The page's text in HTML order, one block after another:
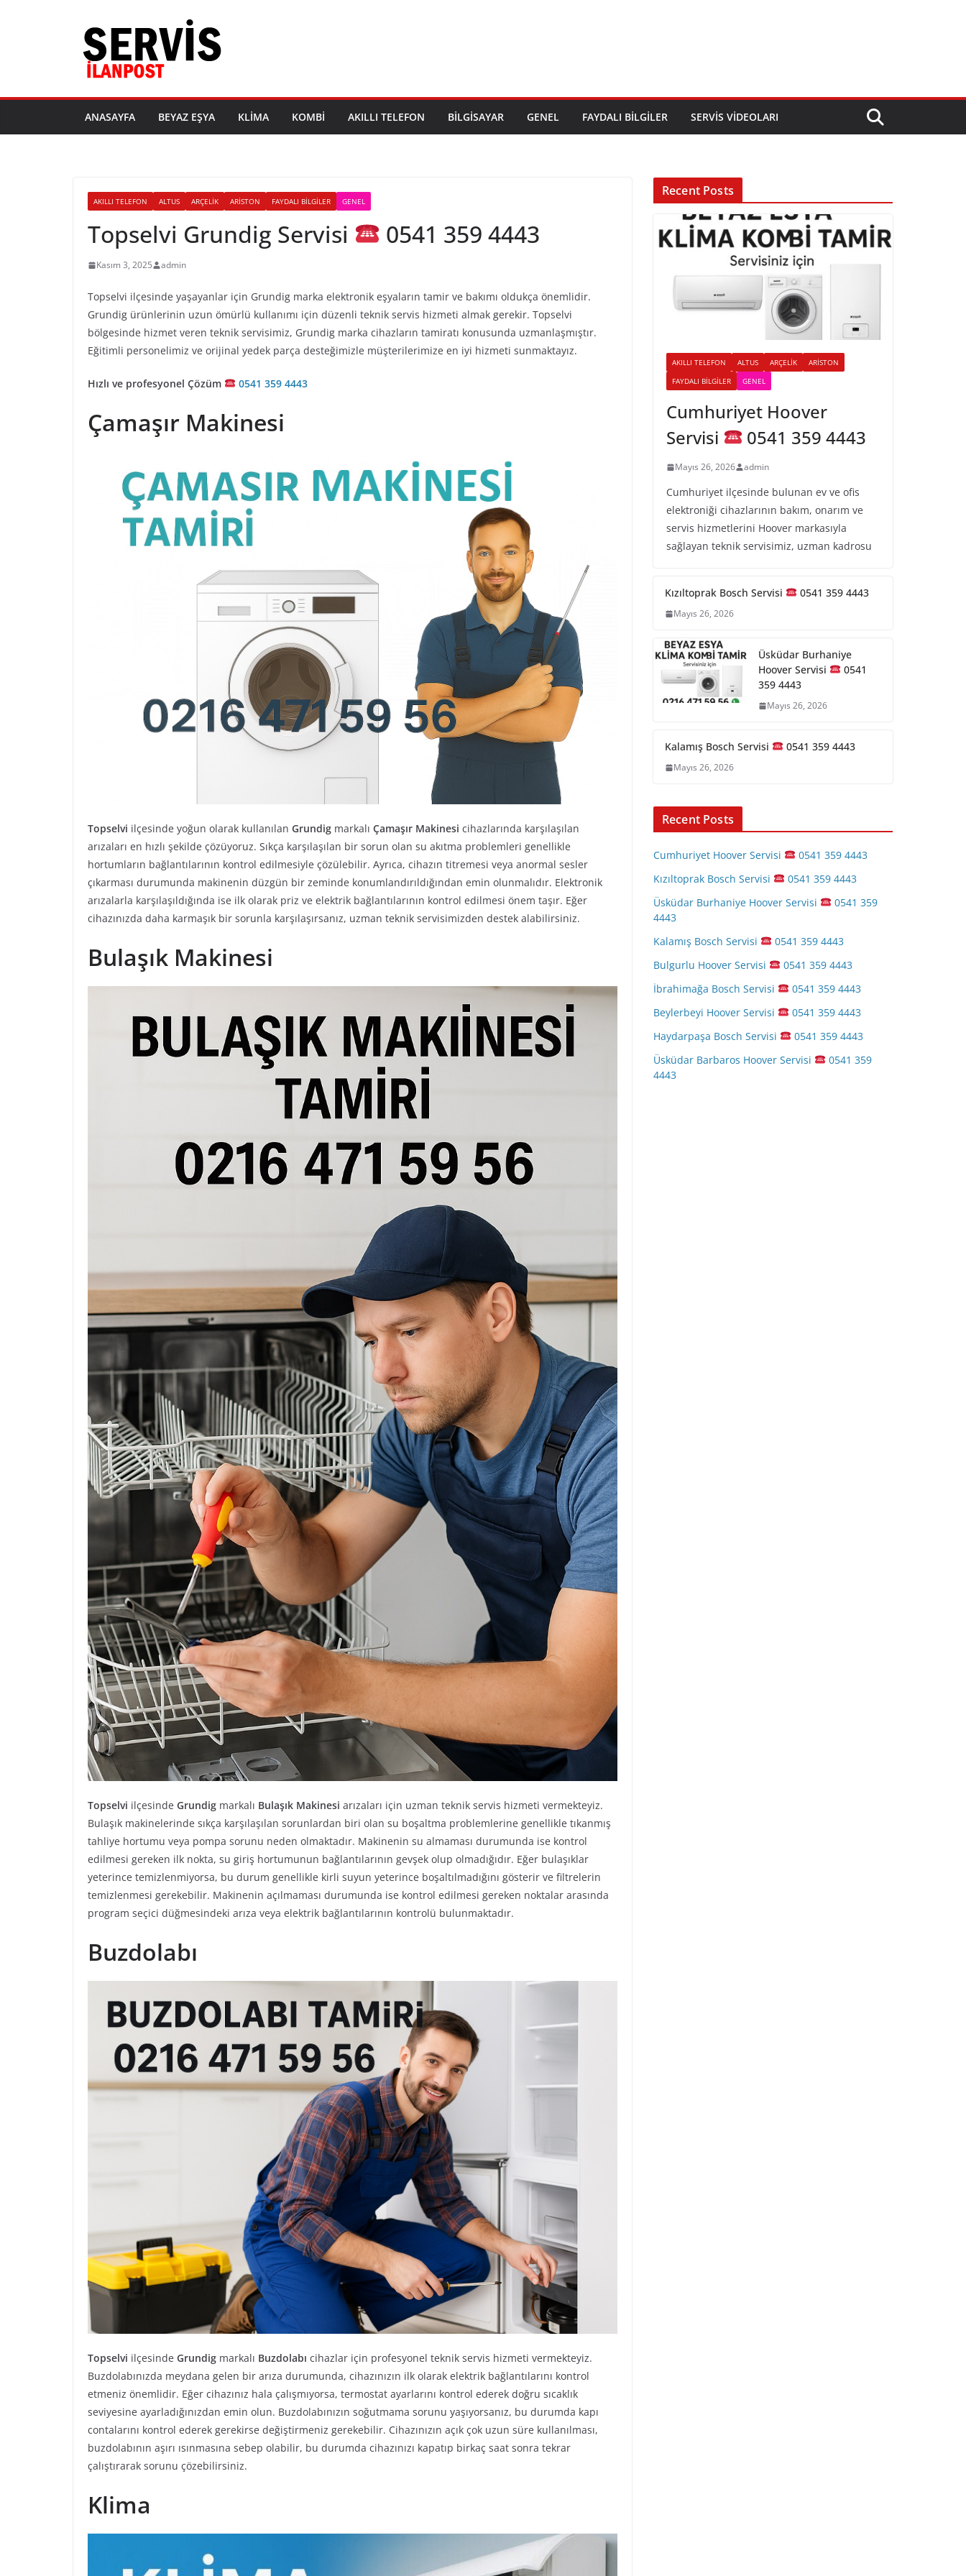
ANASAYFA BEYAZ EŞYA KLIMA KOMBI AKILLI TELEFON BILGISAYAR GENEL FAYDALI BILGILER SERVIS VIDEOLARI
AKILLI TELEFON ALTUS ARÇELIK ARISTON FAYDALI BILGILER GENEL
Topselvi Grundig Servisi 0541 359 4443
Kasım 3, 2025 admin
Topselvi ilçesinde yaşayanlar için Grundig marka elektronik eşyaların tamir ve bakımı oldukça önemlidir.
Grundig ürünlerinin uzun ömürlü kullanımı için düzenli teknik servis hizmeti almak gerekir. Topselvi
bölgesinde hizmet veren teknik servisimiz, Grundig marka cihazların tamiratı konusunda uzmanlaşmıştır.
Eğitimli personelimiz ve orijinal yedek parça desteğimizle müşterilerimize en iyi hizmeti sunmaktayız.
Hızlı ve profesyonel Çözüm 0541 359 4443
Çamaşır Makinesi
Topselvi ilçesinde yoğun olarak kullanılan Grundig markalı Çamaşır Makinesi cihazlarında karşılaşılan
arızaları en hızlı şekilde çözüyoruz. Sıkça karşılaşılan bir sorun olan su akıtma problemleri genellikle
hortumların bağlantılarının kontrol edilmesiyle çözülebilir. Ayrıca, cihazın titremesi veya anormal sesler
çıkarması durumunda makinenin düzgün bir zeminde konumlandırıldığından emin olunmalıdır. Elektronik
arızalarla karşılaşıldığında ise ilk olarak priz ve elektrik bağlantılarının kontrol edilmesi önem taşır. Eğer
cihazınızda daha karmaşık bir sorunla karşılaşırsanız, uzman teknik servisimizden destek alabilirsiniz.
Bulaşık Makinesi
Topselvi ilçesinde Grundig markalı Bulaşık Makinesi arızaları için uzman teknik servis hizmeti vermekteyiz.
Bulaşık makinelerinde sıkça karşılaşılan sorunlardan biri olan su boşaltma problemlerine genellikle tıkanmış
tahliye hortumu veya pompa sorunu neden olmaktadır. Makinenin su almaması durumunda ise kontrol
edilmesi gereken ilk nokta, su giriş hortumunun bağlantılarının gevşek olup olmadığıdır. Eğer bulaşıklar
yeterince temizlenmiyorsa, bu durum genellikle kirli suyun yeterince boşaltılmadığını gösterir ve filtrelerin
temizlenmesi gerekebilir. Makinenin açılmaması durumunda ise kontrol edilmesi gereken noktalar arasında
program seçici düğmesindeki arıza veya elektrik bağlantılarının kontrolü bulunmaktadır.
Buzdolabı
Topselvi ilçesinde Grundig markalı Buzdolabı cihazlar için profesyonel teknik servis hizmeti vermekteyiz.
Buzdolabınızda meydana gelen bir arıza durumunda, cihazınızın ilk olarak elektrik bağlantılarını kontrol
etmeniz önemlidir. Eğer cihazınız hala çalışmıyorsa, termostat ayarlarını kontrol ederek doğru sıcaklık
seviyesine ayarladığınızdan emin olun. Buzdolabınızın soğutmama sorunu yaşıyorsanız, bu durumda kapı
contalarını kontrol ederek gerekirse değiştirmeniz gerekebilir. Cihazınızın açık çok uzun süre kullanılması,
buzdolabının aşırı ısınmasına sebep olabilir, bu durumda cihazınızı kapatıp birkaç saat sonra tekrar
çalıştırarak sorunu çözebilirsiniz.
Klima
Recent Posts
AKILLI TELEFON ALTUS ARÇELIK
ARISTON
FAYDALI BILGILER
GENEL
Cumhuriyet Hoover
Servisi
0541 359 4443
Mayıs 26, 2026 admin
Cumhuriyet ilçesinde bulunan ev ve ofis
elektroniği cihazlarının bakım, onarım ve
servis hizmetlerini Hoover markasıyla
sağlayan teknik servisimiz, uzman kadrosu
Kızıltoprak Bosch Servisi 0541 359 4443
Mayıs 26, 2026
Üsküdar Burhaniye
Hoover Servisi
0541
359 4443
Mayıs 26, 2026
Kalamış Bosch Servisi 0541 359 4443
Mayıs 26, 2026
Recent Posts
Cumhuriyet Hoover Servisi
0541 359 4443
Kızıltoprak Bosch Servisi
0541 359 4443
Üsküdar Burhaniye Hoover Servisi
0541 359
4443
Kalamış Bosch Servisi
0541 359 4443
Bulgurlu Hoover Servisi
0541 359 4443
İbrahimağa Bosch Servisi
0541 359 4443
Beylerbeyi Hoover Servisi
0541 359 4443
Haydarpaşa Bosch Servisi
0541 359 4443
Üsküdar Barbaros Hoover Servisi
0541 359
4443